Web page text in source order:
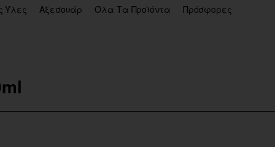
Ύλες Αξεσουάρ Όλα Τα Προϊόντα Πρόσφορες